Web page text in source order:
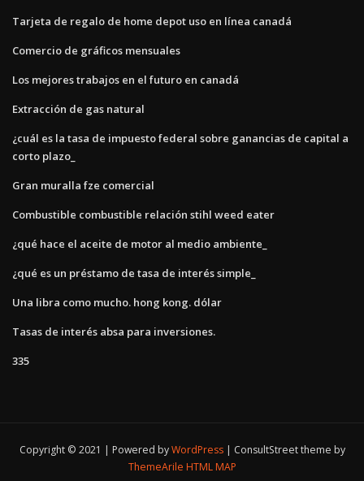
Tarjeta de regalo de home depot uso en línea canadá
Comercio de gráficos mensuales
Los mejores trabajos en el futuro en canadá
Extracción de gas natural
¿cuál es la tasa de impuesto federal sobre ganancias de capital a
corto plazo_
Gran muralla fze comercial
Combustible combustible relación stihl weed eater
¿qué hace el aceite de motor al medio ambiente_
¿qué es un préstamo de tasa de interés simple_
Una libra como mucho. hong kong. dólar
Tasas de interés absa para inversiones.
335
Copyright © 2021 | Powered byWordPress
ConsultStreet theme by
ThemeArile HTML MAP